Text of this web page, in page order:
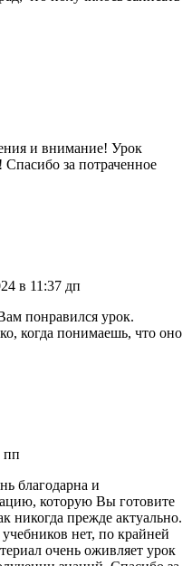
и внимание! Урок
Спасибо за потраченное
в 11:37 дп
понравился урок.
когда понимаешь, что оно
пп
благодарна и
которую Вы готовите
никогда прежде актуально.
нет, по крайней
очень оживляет урок